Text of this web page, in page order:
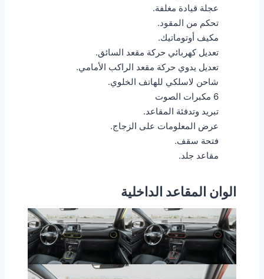
عجلة قيادة مغلفة.
تحكم من المقود.
مكيف أوتوماتيك.
تعديل كهربائي حركة مقعد السائق.
تعديل يدوي حركة مقعد الراكب الأمامي.
شاحن لاسلكي للهاتف الخلوي.
6 مكبرات الصوت
تبريد وتدفئة المقاعد.
عرض المعلومات على الزجاج.
فتحة سقف.
مقاعد جلد.
الوان المقاعد الداخلية